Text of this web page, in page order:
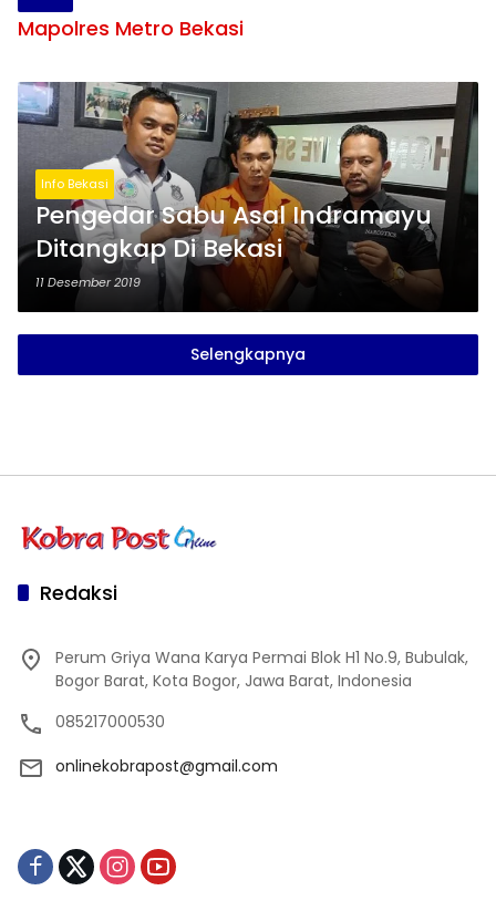
Mapolres Metro Bekasi
Info Bekasi
Pengedar Sabu Asal Indramayu
Ditangkap Di Bekasi
11 Desember 2019
Selengkapnya
Redaksi
Perum Griya Wana Karya Permai Blok H1 No.9, Bubulak,
Bogor Barat, Kota Bogor, Jawa Barat, Indonesia
085217000530
onlinekobrapost@gmail.com